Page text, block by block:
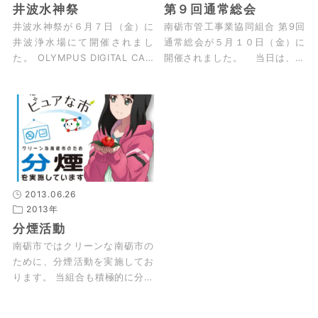
井波水神祭
井波水神祭が６月７日（金）に
井波浄水場にて開催されまし
た。 OLYMPUS DIGITAL CAM
第９回通常総会
南砺市管工事業協同組合 第9回
通常総会が５月１０日（金）に
開催されました。 当日は、南
2013.06.26
2013年
分煙活動
南砺市ではクリーンな南砺市の
ために、分煙活動を実施してお
ります。 当組合も積極的に分煙